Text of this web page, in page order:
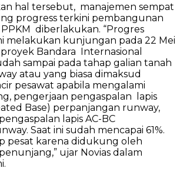
hal tersebut, manajemen sempat
progress terkini pembangunan
diberlakukan. “Progres
melakukan kunjungan pada 22 Mei
Bandara Internasional
sampai pada tahap galian tanah
atau yang biasa dimaksud
pesawat apabila mengalami
pengerjaan pengaspalan lapis
Base) perpanjangan runway,
lapis AC-BC
Saat ini sudah mencapai 61%.
pesat karena didukung oleh
ujar Novias dalam